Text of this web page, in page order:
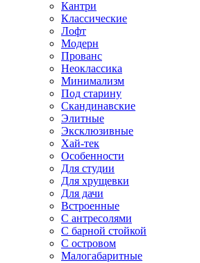
Кантри
Классические
Лофт
Модерн
Прованс
Неоклассика
Минимализм
Под старину
Скандинавские
Элитные
Эксклюзивные
Хай-тек
Особенности
Для студии
Для хрущевки
Для дачи
Встроенные
С антресолями
С барной стойкой
С островом
Малогабаритные